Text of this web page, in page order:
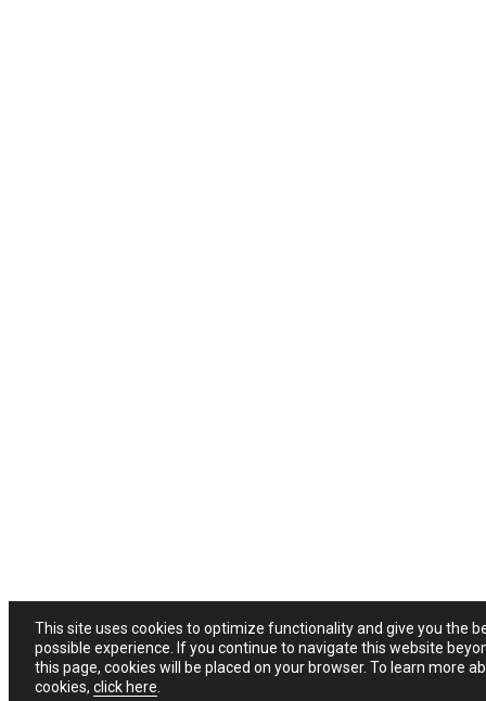
This site uses cookies to optimize functionality and give you the
possible experience. If you continue to navigate this website
this page, cookies will be placed on your browser. To learn more
cookies, click here